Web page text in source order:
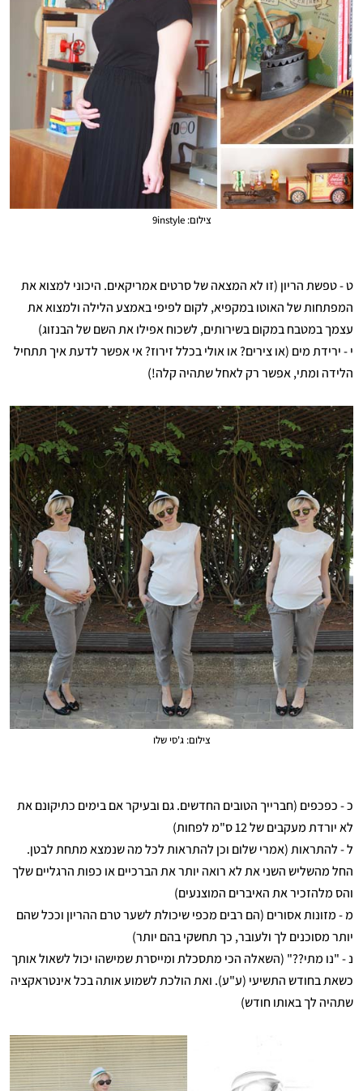
צילום: 9instyle
ט - טפשת הריון (זו לא המצאה של סרטים אמריקאים. היכוני למצוא את
המפתחות של האוטו במקפיא, לקום לפיפי באמצע הלילה ולמצוא את
עצמך במטבח במקום בשירותים, לשכוח אפילו את השם של הבנזוג)
י - ירידת מים (או צירים? או אולי בכלל זירוז? אי אפשר לדעת איך תתחיל
הלידה ומתי, אפשר רק לאחל שתהיה קלה!)
צילום: ג'סי שלו
כ - כפכפים (חברייך הטובים החדשים. גם ובעיקר אם בימים כתיקונם את
לא יורדת מעקבים של 12 ס"מ לפחות)
ל - להתראות (אמרי שלום וכן להתראות לכל מה שנמצא מתחת לבטן.
החל מהשליש השני את לא רואה יותר את הברכיים או כפות הרגליים שלך
והס מלהזכיר את האיברים המוצנעים)
מ - מזונות אסורים (הם רבים מכפי שיכולת לשער טרם ההריון וככל שהם
יותר מסוכנים לך ולעובר, כך תחשקי בהם יותר)
נ - "נו מתי??" (השאלה הכי מתסכלת ומייסרת שמישהו יכול לשאול אותך
כשאת בחודש התשיעי (ע"ע). ואת הולכת לשמוע אותה בכל אינטראקציה
שתהיה לך באותו חודש)